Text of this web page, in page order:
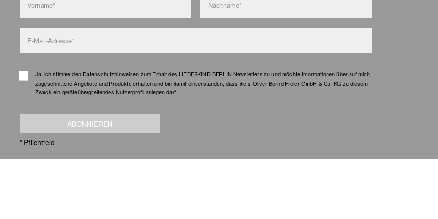
Vorname* Nachname*
E-Mail-Adresse*
Ja, ich stimme den Datenschutzhinweisen zum Erhalt des LIEBESKIND BERLIN Newsletters zu und möchte Informationen über auf mich
zugeschnittene Angebote und Produkte erhalten und bin damit einverstanden, dass die s.Oliver Bernd Freier GmbH & Co. KG zu diesem
Zweck ein geräteübergreifendes Nutzerprofil anlegen darf.
ABONNIEREN
* Pflichtfeld